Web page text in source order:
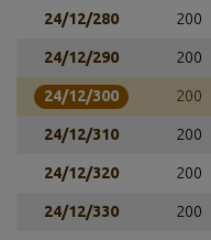
24/12/280 200
24/12/290 200
24/12/300 200
24/12/310 200
24/12/320 200
24/12/330 200